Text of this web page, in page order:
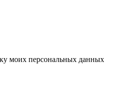
моих персональных данных